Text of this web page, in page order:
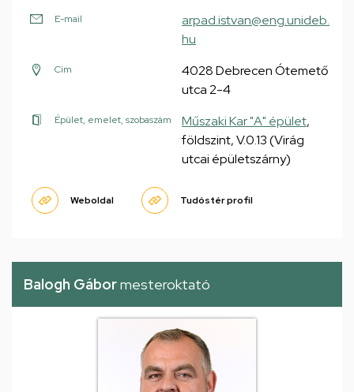
E-mail
arpad.istvan@eng.unideb.
hu
Cím
4028 Debrecen Ótemető
utca 2-4
Épület, emelet, szobaszám Műszaki Kar "A" épület,
földszint, V.0.13 (Virág
utcai épületszárny)
Weboldal Tudóstér profil
Balogh Gábormesteroktató